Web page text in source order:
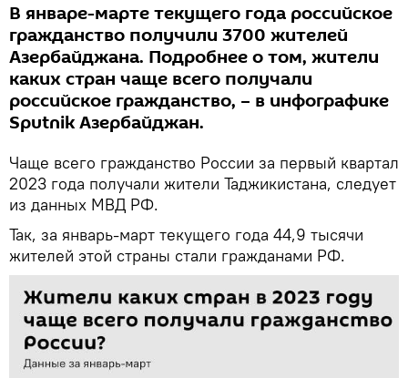
В январе-марте текущего года российское
гражданство получили 3700 жителей
Азербайджана. Подробнее о том, жители
каких стран чаще всего получали
российское гражданство, – в инфографике
Sputnik Азербайджан.
Чаще всего гражданство России за первый квартал
2023 года получали жители Таджикистана, следует
из данных МВД РФ.
Так, за январь-март текущего года 44,9 тысячи
жителей этой страны стали гражданами РФ.